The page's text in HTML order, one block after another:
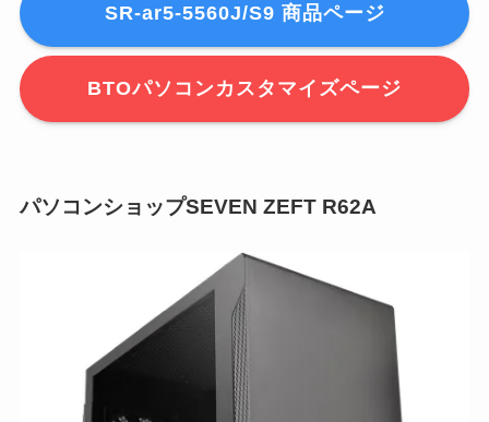
SR-ar5-5560J/S9 商品ページ
BTOパソコンカスタマイズページ
パソコンショップSEVEN ZEFT R62A